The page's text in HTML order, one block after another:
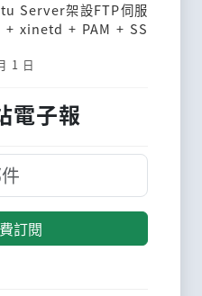
Server架設FTP伺服
xinetd + PAM + SS
1 日
電子報
訂閱